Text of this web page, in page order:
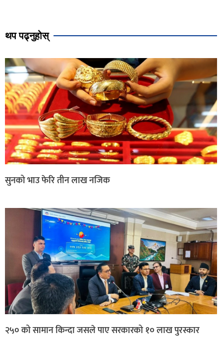
थप पढ्नुहोस्
सुनको भाउ फेरि तीन लाख नजिक
२५० को सामान किन्दा जसले पाए सरकारको १० लाख पुरस्कार